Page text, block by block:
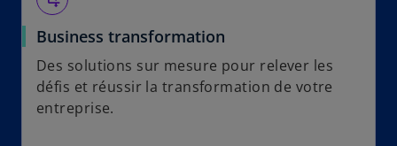
Business transformation
Des solutions sur mesure pour relever les
défis et réussir la transformation de votre
entreprise.